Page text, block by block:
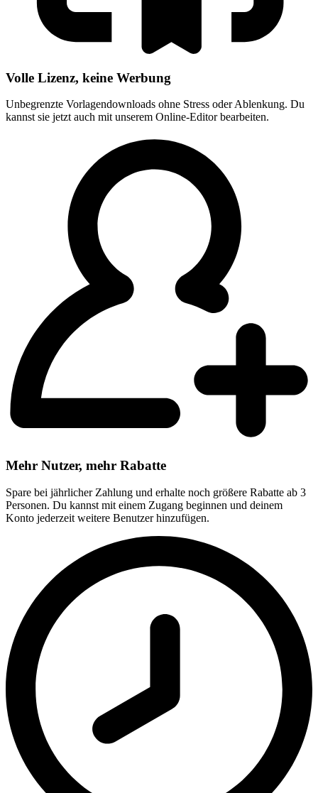
Volle Lizenz, keine Werbung
Unbegrenzte Vorlagendownloads ohne Stress oder Ablenkung. Du
kannst sie jetzt auch mit unserem Online-Editor bearbeiten.
Mehr Nutzer, mehr Rabatte
Spare bei jährlicher Zahlung und erhalte noch größere Rabatte ab 3
Personen. Du kannst mit einem Zugang beginnen und deinem
Konto jederzeit weitere Benutzer hinzufügen.